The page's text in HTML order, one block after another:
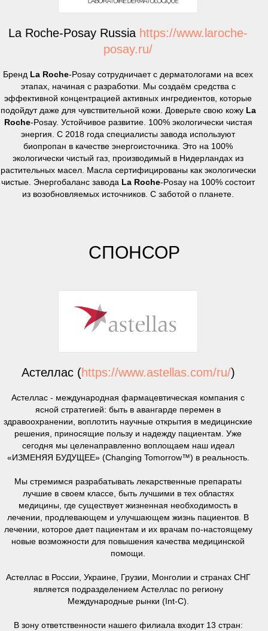
La Roche-Posay Russia https://www.laroche-
posay.ru/
Бренд La Roche-Posay сотрудничает с дерматологами на всех
этапах, начиная с разработки. Мы создаём средства с
эффективной концентрацией активных ингредиентов, которые
подойдут даже для чувствительной кожи. Доверьте свою кожу La
Roche‑Posay. Устойчивое развитие. 100% экологически чистая
энергия. С 2018 года специалисты завода используют
биопропан в качестве энергоисточника. Это на 100%
экологически чистый газ, производимый в Нидерландах из
растительных масел. Масла сертифицированы как экологически
чистые. Энергобаланс завода La Roche‑Posay на 100% состоит
из возобновляемых источников. С заботой о планете.
СПОНСОР
Астеллас (https://www.astellas.com/ru/)
Астеллас - международная фармацевтическая компания с
ясной стратегией: быть в авангарде перемен в
здравоохранении, воплотить научные открытия в медицинские
решения, приносящие пользу и надежду пациентам. Уже
сегодня мы целенаправленно воплощаем наш идеал
«ИЗМЕНЯЯ БУДУЩЕЕ» (Changing Tomorrow™) в реальность.
Мы стремимся разрабатывать лекарственные препараты
лучшие в своем классе, быть лучшими в тех областях
медицины, где существует жизненная необходимость в
лечении, продлевающем и улучшающем жизнь пациентов. В
лечении, которое дает пациентам и их врачам по-настоящему
новые возможности для повышения качества медицинской
помощи.
Астеллас в России, Украине, Грузии, Монголии и странах СНГ
является подразделением Астеллас по региону
Международные рынки (Int-C).
В зону ответственности нашего филиала входит 13 стран: